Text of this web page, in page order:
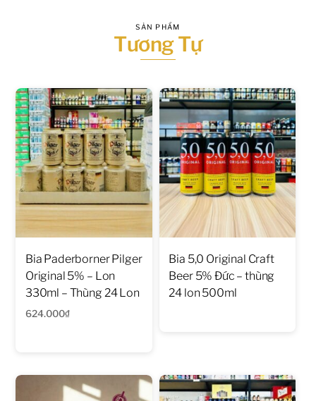
SẢN PHẨM
Tương Tự
Bia Paderborner Pilger
Original 5% – Lon
330ml – Thùng 24 Lon
624.000₫
Bia 5,0 Original Craft
Beer 5% Đức – thùng
24 lon 500ml